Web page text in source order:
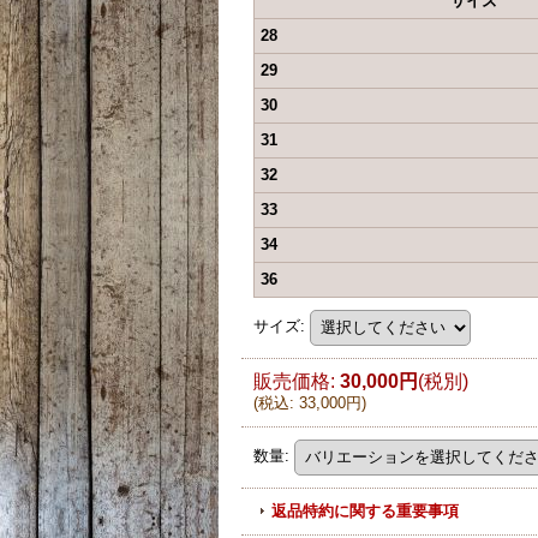
28
29
30
31
32
33
34
36
サイズ:
販売価格: 30,000円 (税別)
(税込: 33,000円)
数量:
返品特約に関する重要事項